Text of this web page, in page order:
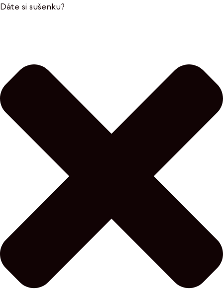
Dáte si sušenku?